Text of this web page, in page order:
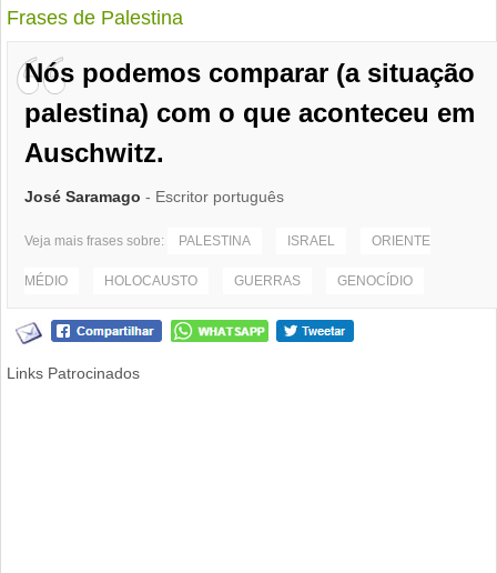
Frases de Palestina
Nós podemos comparar (a situação
palestina) com o que aconteceu em
Auschwitz.
José Saramago - Escritor português
Veja mais frases sobre: PALESTINA ISRAEL ORIENTE
MÉDIO HOLOCAUSTO GUERRAS GENOCÍDIO
Links Patrocinados